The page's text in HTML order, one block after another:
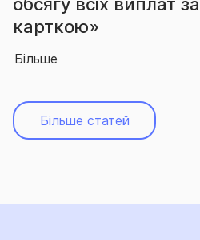
виплат за «Зеленою
Більше статей